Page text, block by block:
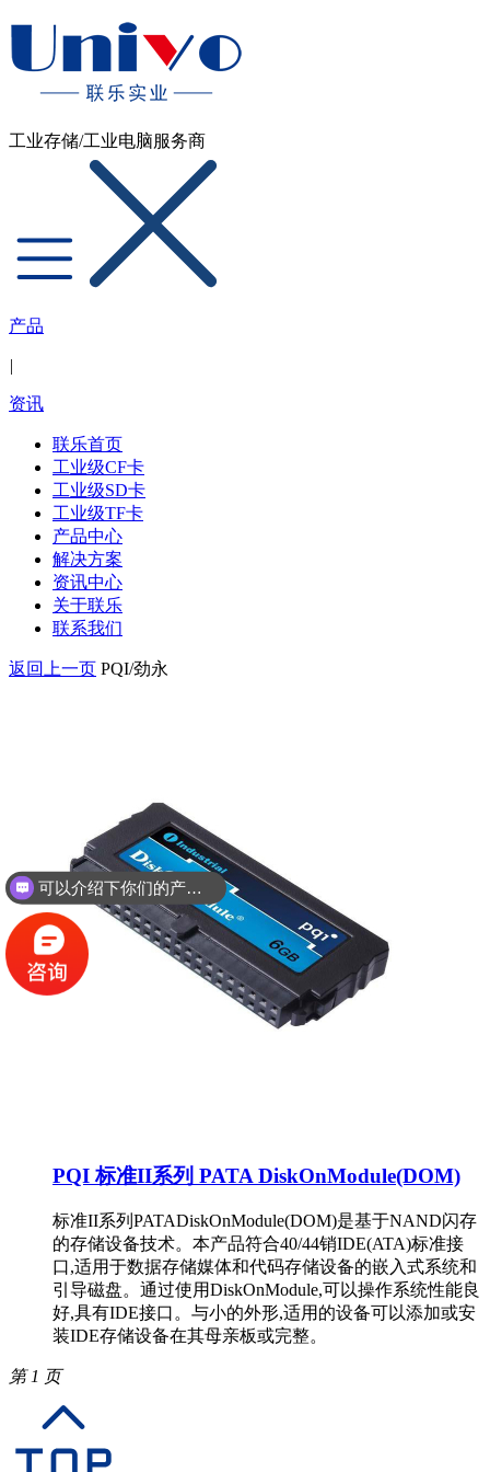
工业存储/工业电脑服务商
产品
|
资讯
联乐首页
工业级CF卡
工业级SD卡
工业级TF卡
产品中心
解决方案
资讯中心
关于联乐
联系我们
返回上一页 PQI/劲永
PQI 标准II系列 PATA DiskOnModule(DOM)
标准II系列PATADiskOnModule(DOM)是基于NAND闪存
的存储设备技术。本产品符合40/44销IDE(ATA)标准接
口,适用于数据存储媒体和代码存储设备的嵌入式系统和
引导磁盘。通过使用DiskOnModule,可以操作系统性能良
好,具有IDE接口。与小的外形,适用的设备可以添加或安
装IDE存储设备在其母亲板或完整。
第 1 页
可以介绍下你们的产品么？